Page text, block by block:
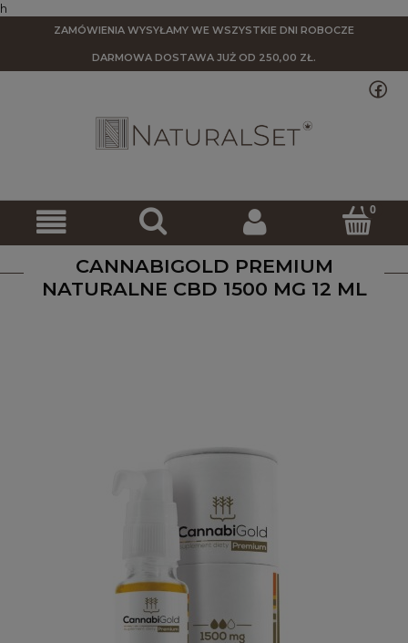
h
ZAMÓWIENIA WYSYŁAMY WE WSZYSTKIE DNI ROBOCZE
DARMOWA DOSTAWA JUŻ OD 250,00 ZŁ.
CANNABIGOLD PREMIUM
NATURALNE CBD 1500 MG 12 ML